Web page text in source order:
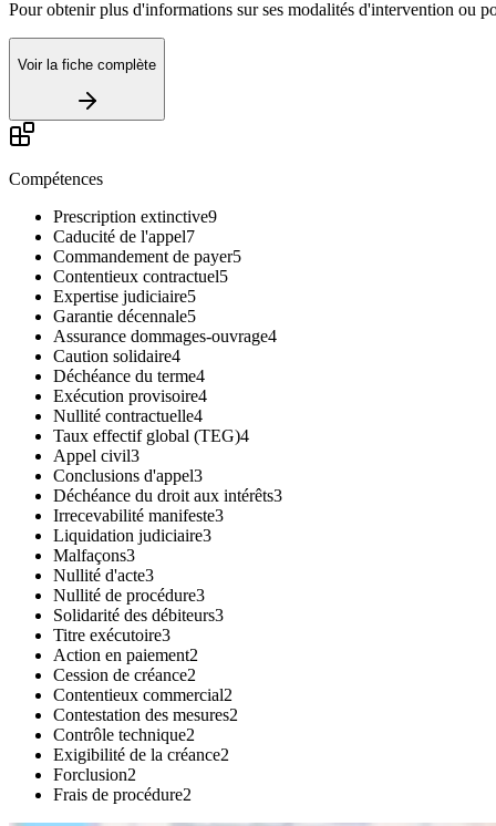
Pour obtenir plus d'informations sur ses modalités d'intervention
Voir la fiche complète
Compétences
Prescription extinctive9
Caducité de l'appel7
Commandement de payer5
Contentieux contractuel5
Expertise judiciaire5
Garantie décennale5
Assurance dommages-ouvrage4
Caution solidaire4
Déchéance du terme4
Exécution provisoire4
Nullité contractuelle4
Taux effectif global (TEG)4
Appel civil3
Conclusions d'appel3
Déchéance du droit aux intérêts3
Irrecevabilité manifeste3
Liquidation judiciaire3
Malfaçons3
Nullité d'acte3
Nullité de procédure3
Solidarité des débiteurs3
Titre exécutoire3
Action en paiement2
Cession de créance2
Contentieux commercial2
Contestation des mesures2
Contrôle technique2
Exigibilité de la créance2
Forclusion2
Frais de procédure2